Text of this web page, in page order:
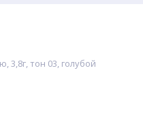
тон 03, голубой